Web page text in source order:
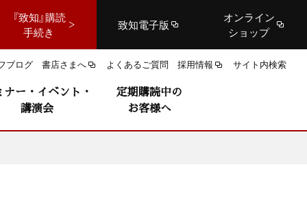
『致知』購読
手続き
致知電子版
オンライン
ショップ
ブログ 書店さまへ よくあるご質問 採用情報 サイト内検索
ナー・イベント・
講演会
定期購読中の
お客様へ